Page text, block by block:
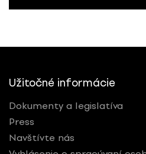
Užitočné informácie
Dokumenty a legislatíva
Press
Navštívte nás